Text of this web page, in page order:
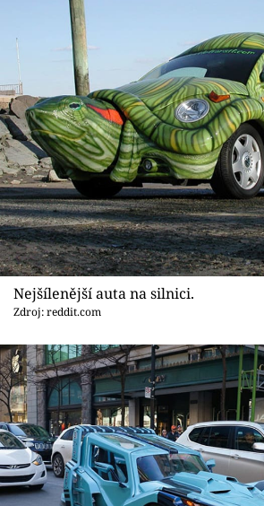
Nejšílenější auta na silnici.
Zdroj: reddit.com